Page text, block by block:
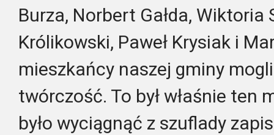
Burza, Norbert Gałda, Wiktoria
Królikowski, Paweł Krysiak i
mieszkańcy naszej gminy
twórczość. To był właśnie ten
było wyciągnąć z szuflady